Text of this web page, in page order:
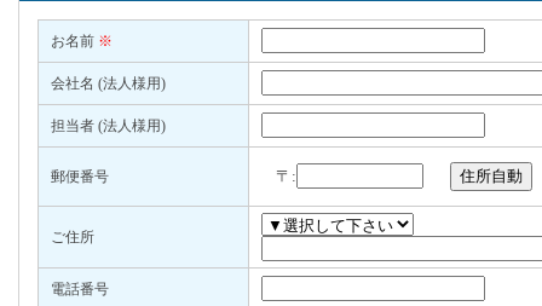
お名前 ※
会社名 (法人様用)
担当者 (法人様用)
郵便番号 〒:
ご住所
電話番号